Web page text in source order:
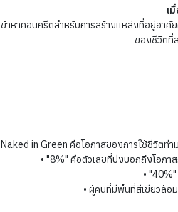
เ
ข้าหาคอนกรีตสำหรับการสร้างแหล่งที่อยู่อา
ของชีวิตที่
Naked in Green คือโอกาสของการใช้ชีวิตท่
• "8%" คือตัวเลขที่บ่งบอกถึงโอกาส
• "40%"
• ผู้คนที่มีพื้นที่สีเขียวล้อม